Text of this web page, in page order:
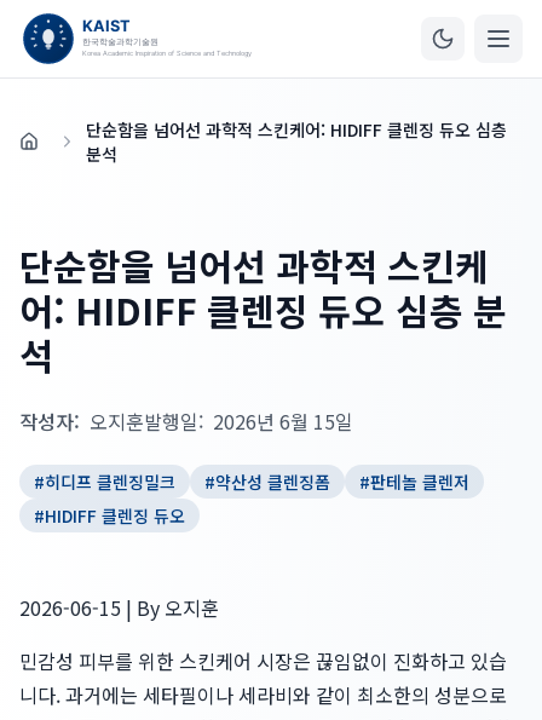
홈
단순함을 넘어선 과학적 스킨케어: HIDIFF 클렌징 듀오 심층
분석
단순함을 넘어선 과학적 스킨케
어: HIDIFF 클렌징 듀오 심층 분
석
작성자: 오지훈발행일: 2026년 6월 15일
#히디프 클렌징밀크 #약산성 클렌징폼 #판테놀 클렌저
#HIDIFF 클렌징 듀오
2026-06-15 | By 오지훈
민감성 피부를 위한 스킨케어 시장은 끊임없이 진화하고 있습
니다. 과거에는 세타필이나 세라비와 같이 최소한의 성분으로